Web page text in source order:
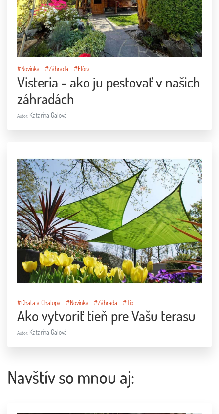
#Novinka #Záhrada #Flóra
Visteria - ako ju pestovať v našich
záhradách
Autor: Katarína Galová
#Chata a Chalupa #Novinka #Záhrada #Tip
Ako vytvoriť tieň pre Vašu terasu
Autor: Katarína Galová
Navštív so mnou aj: